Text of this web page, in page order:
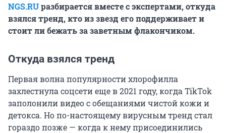
NGS.RUразбирается вместе с экспертами, откуда
взялся тренд, кто из звезд его поддерживает и
стоит ли бежать за заветным флакончиком.
Откуда взялся тренд
Первая волна популярности хлорофилла
захлестнула соцсети еще в 2021 году, когда TikTok
заполонили видео с обещаниями чистой кожи и
детокса. Но по-настоящему вирусным тренд стал
гораздо позже — когда к нему присоединились